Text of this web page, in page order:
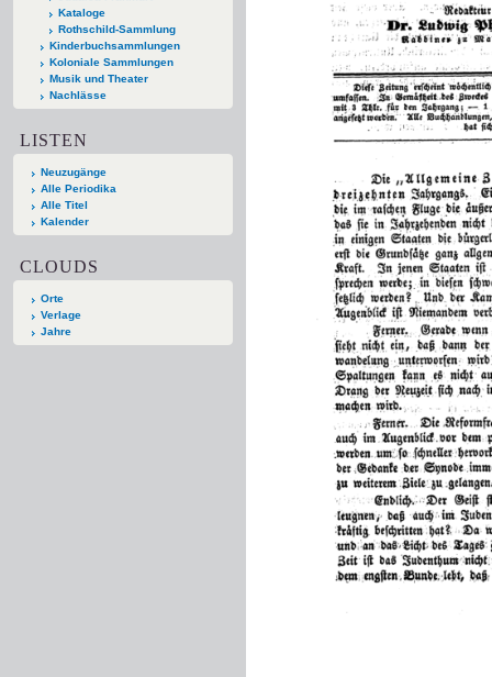
Kataloge
Rothschild-Sammlung
Kinderbuchsammlungen
Koloniale Sammlungen
Musik und Theater
Nachlässe
LISTEN
Neuzugänge
Alle Periodika
Alle Titel
Kalender
CLOUDS
Orte
Verlage
Jahre